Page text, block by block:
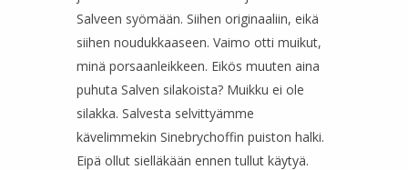
Salveen syömään. Siihen originaaliin, eikä
siihen noudukkaaseen. Vaimo otti muikut,
minä porsaanleikkeen. Eikös muuten aina
puhuta Salven silakoista? Muikku ei ole
silakka. Salvesta selvittyämme
kävelimmekin Sinebrychoffin puiston halki.
Eipä ollut sielläkään ennen tullut käytyä.